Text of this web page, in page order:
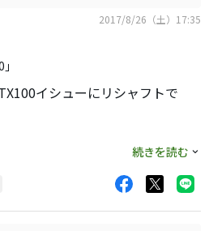
その分 上の番手でドスンといけ
ますが、5番でほとんどのアマ向
す。
高いところです。またメーカ
すね。
しました。かなりのアイアン
が、この組み合わせは超気に入
きる人にオススメします。良さ
2017/8/26（土）17:35
イシューにリシャフトで
しなりで好きですが、やはり長い
抜くと距離が出ない（番手差が
うと思いました。完全にHS不足
続きを読む